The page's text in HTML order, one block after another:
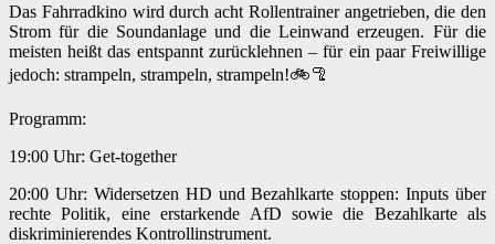
Das Fahrradkino wird durch acht Rollentrainer angetrieben, die den
Strom für die Soundanlage und die Leinwand erzeugen. Für die
meisten heißt das entspannt zurücklehnen – für ein paar Freiwillige
jedoch: strampeln, strampeln, strampeln!🚲🦿
Programm:
19:00 Uhr: Get-together
20:00 Uhr: Widersetzen HD und Bezahlkarte stoppen: Inputs über
rechte Politik, eine erstarkende AfD sowie die Bezahlkarte als
diskriminierendes Kontrollinstrument.